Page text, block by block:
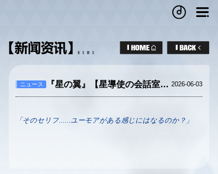
ニュース 『星の翼』【星導使の会話室】ヴォイドセーバー編 2026-06-03
「そのセリフ......ユーモアがある感じにはなるのか？」